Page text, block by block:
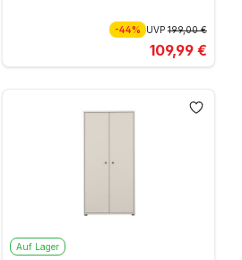
-44% UVP 199,00 €
109,99 €
Auf Lager